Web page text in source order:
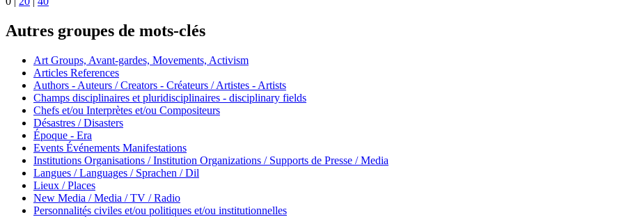
Autres groupes de mots-clés
Art Groups, Avant-gardes, Movements, Activism
Articles References
Authors - Auteurs / Creators - Créateurs / Artistes - Artists
Champs disciplinaires et pluridisciplinaires - disciplinary fields
Chefs et/ou Interprètes et/ou Compositeurs
Désastres / Disasters
Époque - Era
Events Événements Manifestations
Institutions Organisations / Institution Organizations / Supports de Presse / Media
Langues / Languages / Sprachen / Dil
Lieux / Places
New Media / Media / TV / Radio
Personnalités civiles et/ou politiques et/ou institutionnelles